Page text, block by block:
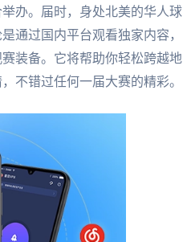
办。届时，身处北美的华人球
通过国内平台观看独家内容，
装备。它将帮助你轻松跨越地
不错过任何一届大赛的精彩。